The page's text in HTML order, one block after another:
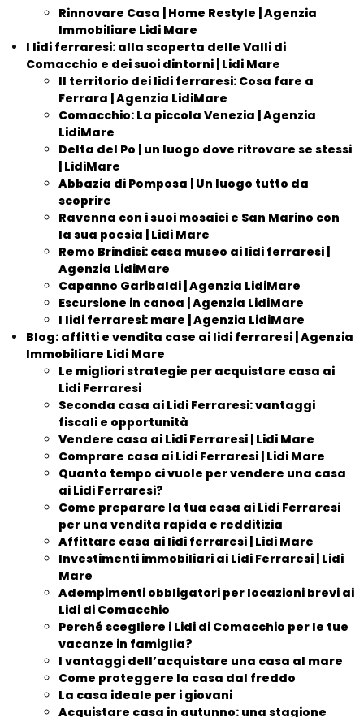
Rinnovare Casa | Home Restyle | Agenzia
Immobiliare Lidi Mare
I lidi ferraresi: alla scoperta delle Valli di
Comacchio e dei suoi dintorni | Lidi Mare
Il territorio dei lidi ferraresi: Cosa fare a
Ferrara | Agenzia LidiMare
Comacchio: La piccola Venezia | Agenzia
LidiMare
Delta del Po | un luogo dove ritrovare se stessi
| LidiMare
Abbazia di Pomposa | Un luogo tutto da
scoprire
Ravenna con i suoi mosaici e San Marino con
la sua poesia | Lidi Mare
Remo Brindisi: casa museo ai lidi ferraresi |
Agenzia LidiMare
Capanno Garibaldi | Agenzia LidiMare
Escursione in canoa | Agenzia LidiMare
I lidi ferraresi: mare | Agenzia LidiMare
Blog: affitti e vendita case ai lidi ferraresi | Agenzia
Immobiliare Lidi Mare
Le migliori strategie per acquistare casa ai
Lidi Ferraresi
Seconda casa ai Lidi Ferraresi: vantaggi
fiscali e opportunità
Vendere casa ai Lidi Ferraresi | Lidi Mare
Comprare casa ai Lidi Ferraresi | Lidi Mare
Quanto tempo ci vuole per vendere una casa
ai Lidi Ferraresi?
Come preparare la tua casa ai Lidi Ferraresi
per una vendita rapida e redditizia
Affittare casa ai lidi ferraresi | Lidi Mare
Investimenti immobiliari ai Lidi Ferraresi | Lidi
Mare
Adempimenti obbligatori per locazioni brevi ai
Lidi di Comacchio
Perché scegliere i Lidi di Comacchio per le tue
vacanze in famiglia?
I vantaggi dell’acquistare una casa al mare
Come proteggere la casa dal freddo
La casa ideale per i giovani
Acquistare casa in autunno: una stagione